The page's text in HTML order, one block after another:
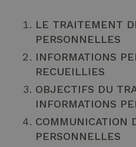
LE TRAITEMENT
PERSONNELLES
INFORMATIONS
RECUEILLIES
OBJECTIFS DU
INFORMATIONS
COMMUNICATION
PERSONNELLES